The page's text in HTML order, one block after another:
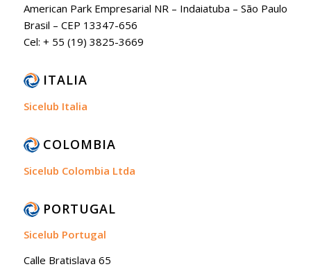
American Park Empresarial NR – Indaiatuba – São Paulo
Brasil – CEP 13347-656
Cel: + 55 (19) 3825-3669
ITALIA
Sicelub Italia
COLOMBIA
Sicelub Colombia Ltda
PORTUGAL
Sicelub Portugal
Calle Bratislava 65